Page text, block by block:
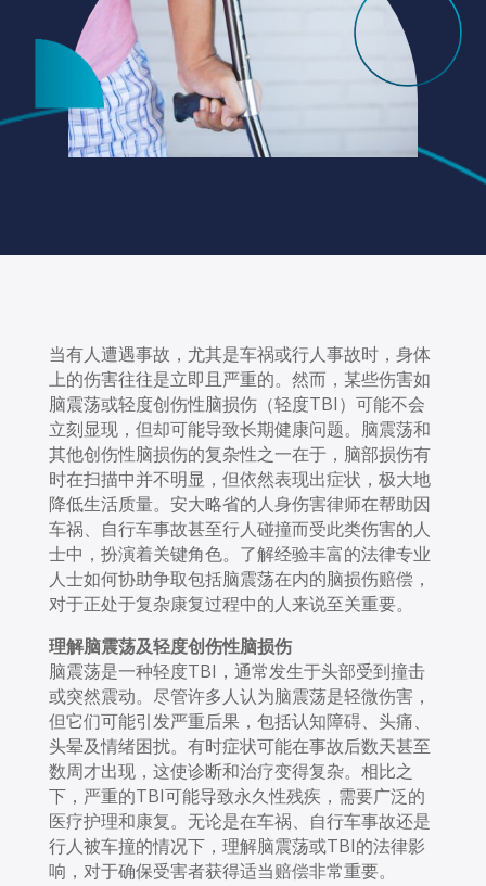
当有人遭遇事故，尤其是车祸或行人事故时，身体
上的伤害往往是立即且严重的。然而，某些伤害如
脑震荡或轻度创伤性脑损伤（轻度TBI）可能不会
立刻显现，但却可能导致长期健康问题。脑震荡和
其他创伤性脑损伤的复杂性之一在于，脑部损伤有
时在扫描中并不明显，但依然表现出症状，极大地
降低生活质量。安大略省的人身伤害律师在帮助因
车祸、自行车事故甚至行人碰撞而受此类伤害的人
士中，扮演着关键角色。了解经验丰富的法律专业
人士如何协助争取包括脑震荡在内的脑损伤赔偿，
对于正处于复杂康复过程中的人来说至关重要。
理解脑震荡及轻度创伤性脑损伤
脑震荡是一种轻度TBI，通常发生于头部受到撞击
或突然震动。尽管许多人认为脑震荡是轻微伤害，
但它们可能引发严重后果，包括认知障碍、头痛、
头晕及情绪困扰。有时症状可能在事故后数天甚至
数周才出现，这使诊断和治疗变得复杂。相比之
下，严重的TBI可能导致永久性残疾，需要广泛的
医疗护理和康复。无论是在车祸、自行车事故还是
行人被车撞的情况下，理解脑震荡或TBI的法律影
响，对于确保受害者获得适当赔偿非常重要。